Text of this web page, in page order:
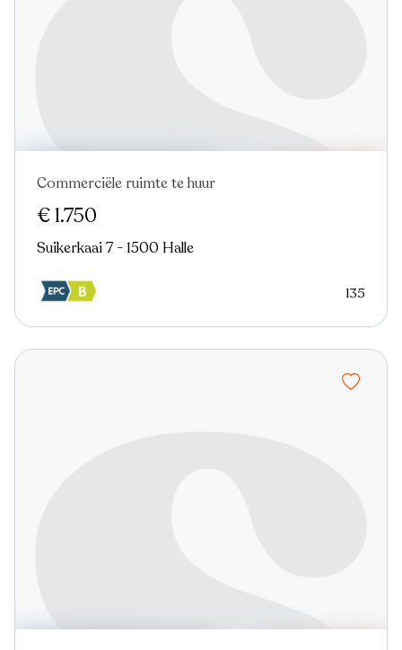
Commerciële ruimte te huur
€ 1.750
Suikerkaai 7 - 1500 Halle
135